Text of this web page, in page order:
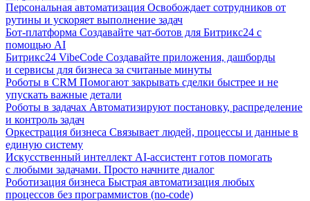
Персональная автоматизация Освобождает сотрудников от
рутины и ускоряет выполнение задач
Бот-платформа Создавайте чат-ботов для Битрикс24 с
помощью AI
Битрикс24 VibeCode Создавайте приложения, дашборды
и сервисы для бизнеса за считаные минуты
Роботы в CRM Помогают закрывать сделки быстрее и не
упускать важные детали
Роботы в задачах Автоматизируют постановку, распределение
и контроль задач
Оркестрация бизнеса Связывает людей, процессы и данные в
единую систему
Искусственный интеллект AI-ассистент готов помогать
с любыми задачами. Просто начните диалог
Роботизация бизнеса Быстрая автоматизация любых
процессов без программистов (no-code)